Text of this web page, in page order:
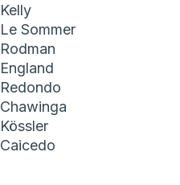
Kelly
Le Sommer
Rodman
England
Redondo
Chawinga
Kössler
Caicedo